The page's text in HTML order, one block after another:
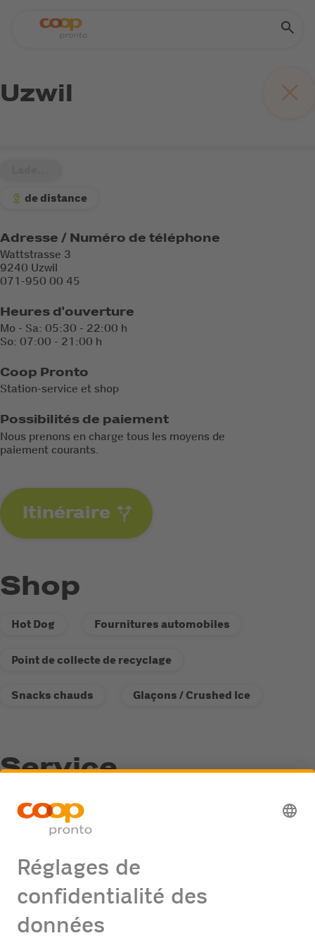
Uzwil
de distance
Adresse / Numéro de téléphone
Wattstrasse 3
9240 Uzwil
071-950 00 45
Heures d'ouverture
Mo - Sa: 05:30 - 22:00 h
So: 07:00 - 21:00 h
Coop Pronto
Station-service et shop
Possibilités de paiement
Nous prenons en charge tous les moyens de
paiement courants.
Itinéraire
Shop
Hot Dog Fournitures automobiles
Point de collecte de recyclage
Snacks chauds Glaçons / Crushed Ice
Service
Point de collecte de recyclage
Offres d'emploi